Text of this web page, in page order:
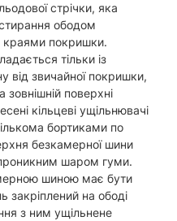
стрічки, яка
ободом
краями покришки.
тільки із
від звичайної покришки,
зовнішній поверхні
кільцеві ущільнювачі
бортиками по
безкамерної шини
шаром гуми.
шиною має бути
закріплений на ободі
з ним ущільнене